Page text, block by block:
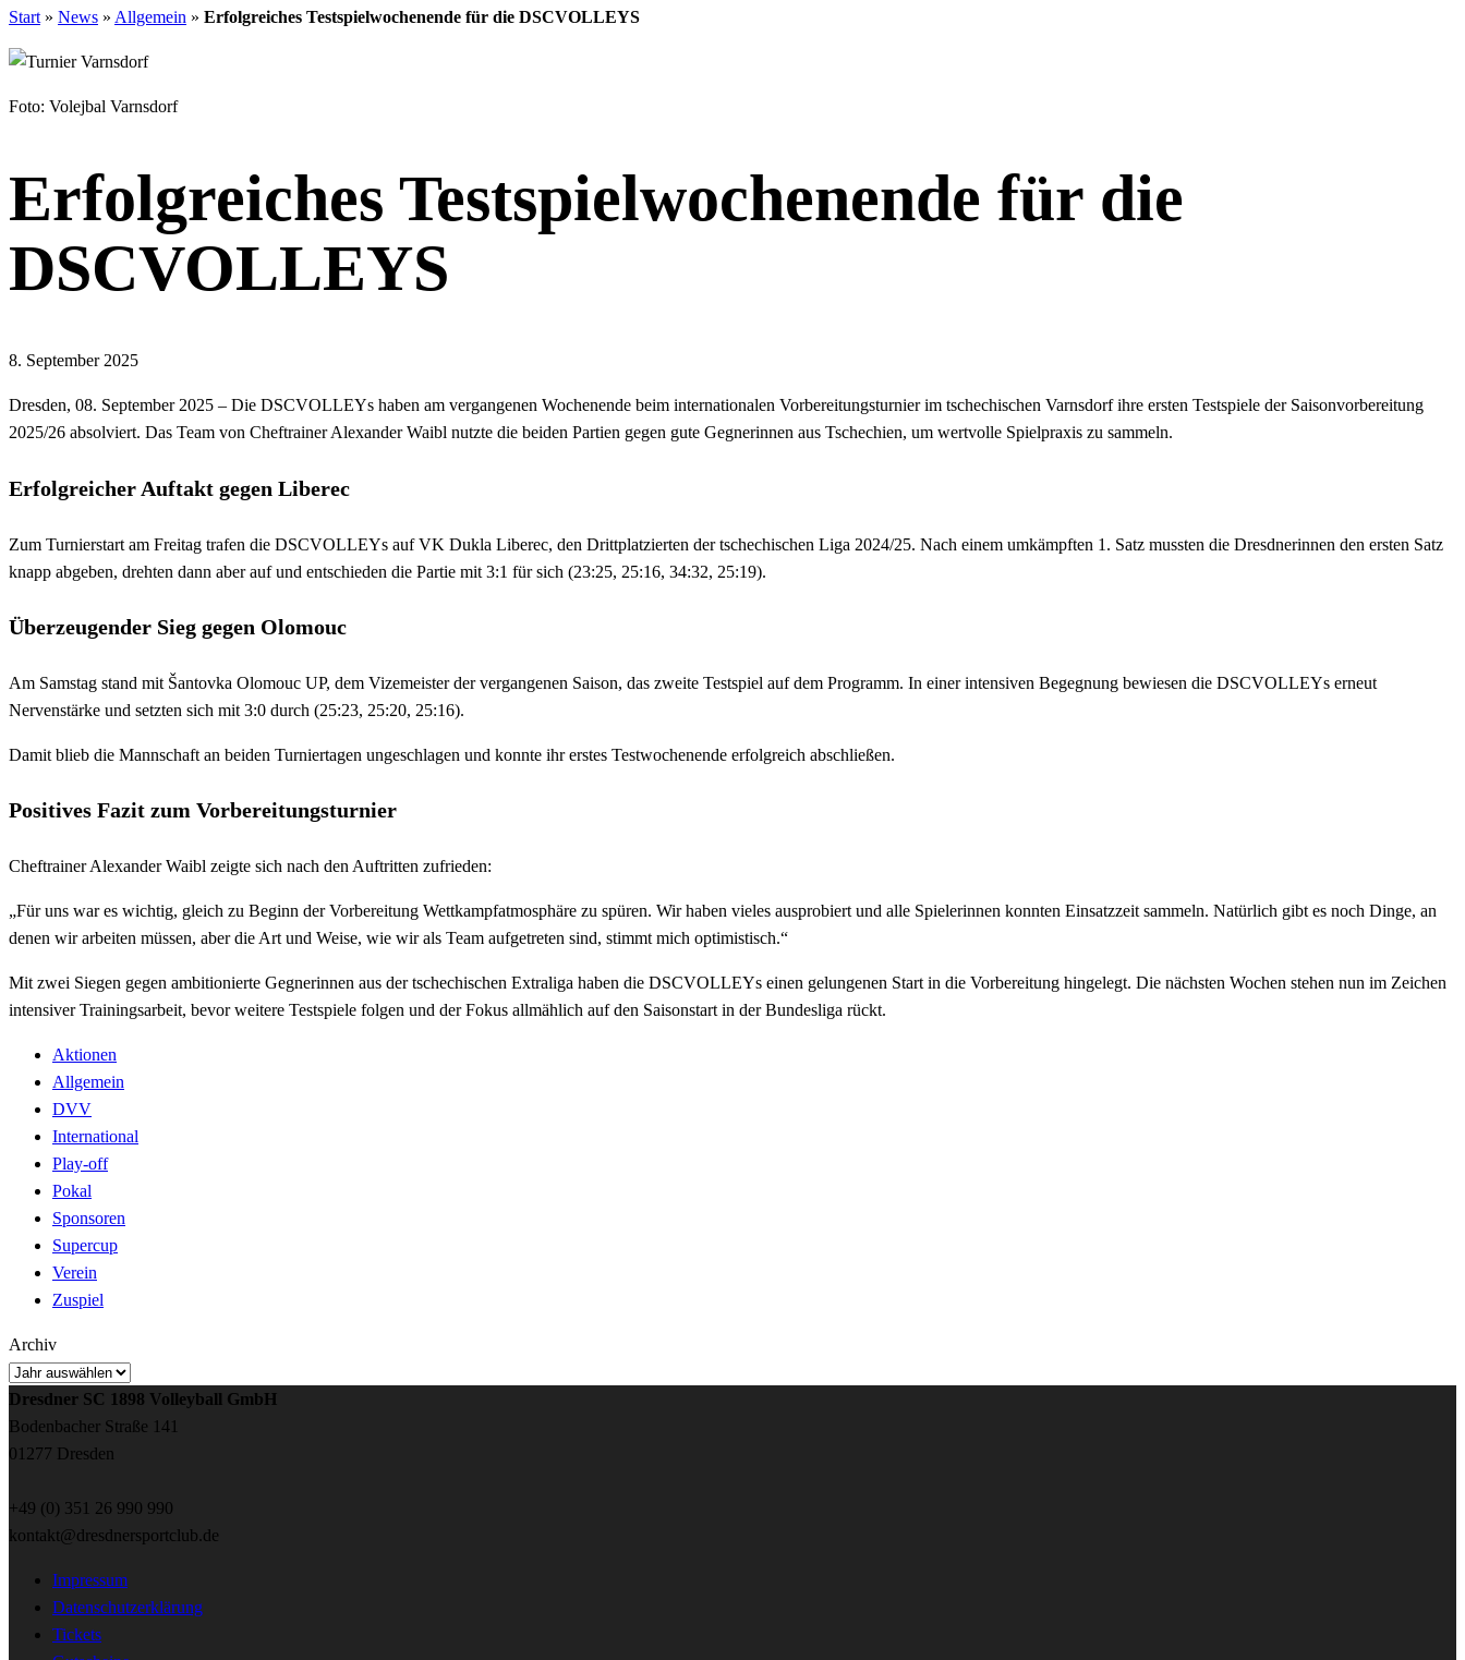
Start » News » Allgemein » Erfolgreiches Testspielwochenende für die DSCVOLLEYS
Foto: Volejbal Varnsdorf
Erfolgreiches Testspielwochenende für die
DSCVOLLEYS
8. September 2025
Dresden, 08. September 2025 – Die DSCVOLLEYs haben am vergangenen Wochenende beim internationalen Vorbereitungsturnier im tschechischen Varnsdorf ihre ersten Testspiele der Saisonvorbereitung
2025/26 absolviert. Das Team von Cheftrainer Alexander Waibl nutzte die beiden Partien gegen gute Gegnerinnen aus Tschechien, um wertvolle Spielpraxis zu sammeln.
Erfolgreicher Auftakt gegen Liberec
Zum Turnierstart am Freitag trafen die DSCVOLLEYs auf VK Dukla Liberec, den Drittplatzierten der tschechischen Liga 2024/25. Nach einem umkämpften 1. Satz mussten die Dresdnerinnen den ersten Satz
knapp abgeben, drehten dann aber auf und entschieden die Partie mit 3:1 für sich (23:25, 25:16, 34:32, 25:19).
Überzeugender Sieg gegen Olomouc
Am Samstag stand mit Šantovka Olomouc UP, dem Vizemeister der vergangenen Saison, das zweite Testspiel auf dem Programm. In einer intensiven Begegnung bewiesen die DSCVOLLEYs erneut
Nervenstärke und setzten sich mit 3:0 durch (25:23, 25:20, 25:16).
Damit blieb die Mannschaft an beiden Turniertagen ungeschlagen und konnte ihr erstes Testwochenende erfolgreich abschließen.
Positives Fazit zum Vorbereitungsturnier
Cheftrainer Alexander Waibl zeigte sich nach den Auftritten zufrieden:
„Für uns war es wichtig, gleich zu Beginn der Vorbereitung Wettkampfatmosphäre zu spüren. Wir haben vieles ausprobiert und alle Spielerinnen konnten Einsatzzeit sammeln. Natürlich gibt es noch Dinge, an
denen wir arbeiten müssen, aber die Art und Weise, wie wir als Team aufgetreten sind, stimmt mich optimistisch.“
Mit zwei Siegen gegen ambitionierte Gegnerinnen aus der tschechischen Extraliga haben die DSCVOLLEYs einen gelungenen Start in die Vorbereitung hingelegt. Die nächsten Wochen stehen nun im Zeichen
intensiver Trainingsarbeit, bevor weitere Testspiele folgen und der Fokus allmählich auf den Saisonstart in der Bundesliga rückt.
Aktionen
Allgemein
DVV
International
Play-off
Pokal
Sponsoren
Supercup
Verein
Zuspiel
Archiv
Dresdner SC 1898 Volleyball GmbH
Bodenbacher Straße 141
01277 Dresden
+49 (0) 351 26 990 990
kontakt@dresdnersportclub.de
Impressum
Datenschutzerklärung
Tickets